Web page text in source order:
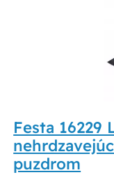
Festa 16229
puzdrom